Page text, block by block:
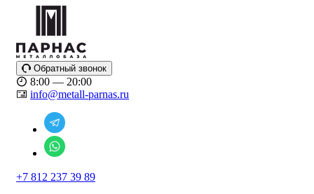
Обратный звонок
8:00 — 20:00
info@metall-parnas.ru
+7 812 237 39 89